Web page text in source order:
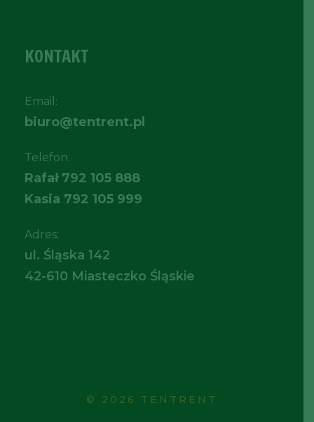
KONTAKT
Email:
biuro@tentrent.pl
Telefon:
Rafał 792 105 888
Kasia 792 105 999
Adres:
ul. Śląska 142
42-610 Miasteczko Śląskie
© 2026 TENTRENT